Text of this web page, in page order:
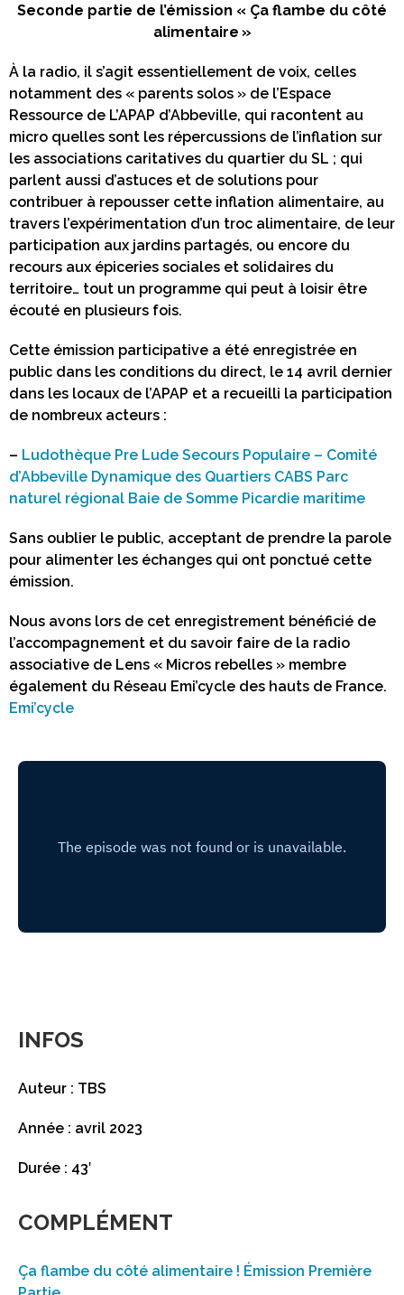
Seconde partie de l’émission « Ça flambe du côté
alimentaire »
À la radio, il s’agit essentiellement de voix, celles
notamment des « parents solos » de l’Espace
Ressource de L’APAP d’Abbeville, qui racontent au
micro quelles sont les répercussions de l’inflation sur
les associations caritatives du quartier du SL ; qui
parlent aussi d’astuces et de solutions pour
contribuer à repousser cette inflation alimentaire, au
travers l’expérimentation d’un troc alimentaire, de leur
participation aux jardins partagés, ou encore du
recours aux épiceries sociales et solidaires du
territoire… tout un programme qui peut à loisir être
écouté en plusieurs fois.
Cette émission participative a été enregistrée en
public dans les conditions du direct, le 14 avril dernier
dans les locaux de l’APAP et a recueilli la participation
de nombreux acteurs :
– Ludothèque Pre Lude Secours Populaire – Comité
d’Abbeville Dynamique des Quartiers CABS Parc
naturel régional Baie de Somme Picardie maritime
Sans oublier le public, acceptant de prendre la parole
pour alimenter les échanges qui ont ponctué cette
émission.
Nous avons lors de cet enregistrement bénéficié de
l’accompagnement et du savoir faire de la radio
associative de Lens « Micros rebelles » membre
également du Réseau Emi’cycle des hauts de France.
Emi’cycle
INFOS
Auteur : TBS
Année : avril 2023
Durée : 43′
COMPLÉMENT
Ça flambe du côté alimentaire ! Émission Première